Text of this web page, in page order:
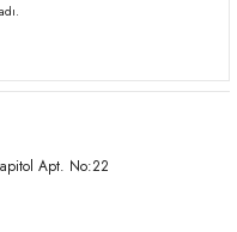
Apt. No:22